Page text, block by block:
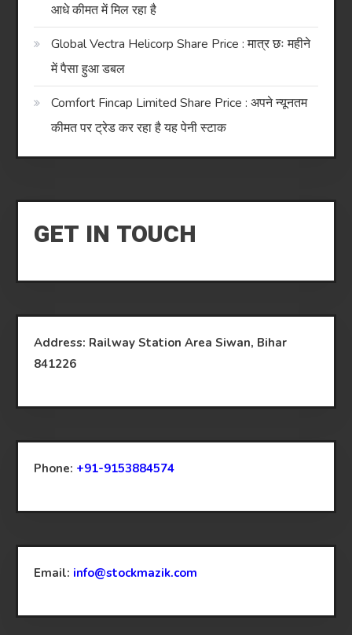
आधे कीमत में मिल रहा है
Global Vectra Helicorp Share Price : मात्र छः महीने
में पैसा हुआ डबल
Comfort Fincap Limited Share Price : अपने न्यूनतम
कीमत पर ट्रेड कर रहा है यह पेनी स्टाक
GET IN TOUCH
Address: Railway Station Area Siwan, Bihar
841226
Phone: +91-9153884574
Email: info@stockmazik.com